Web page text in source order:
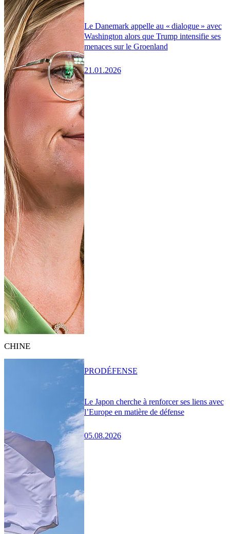
Le Danemark appelle au « dialogue » avec
Washington alors que Trump intensifie ses
menaces sur le Groenland
21.01.2026
CHINE
Le Japon cherche à renforcer ses liens avec
l’Europe en matière de défense
05.08.2026
PRODÉFENSE